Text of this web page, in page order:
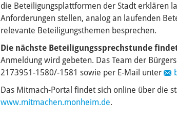
die Beteiligungsplattformen der Stadt erklären
Anforderungen stellen, analog an laufenden
relevante Beteiligungsthemen besprechen.
Die nächste Beteiligungssprechstunde
Anmeldung wird gebeten. Das Team der
2173951-1580/-1581 sowie per E-Mail unter
Das Mitmach-Portal findet sich online über die
www.mitmachen.monheim.de.